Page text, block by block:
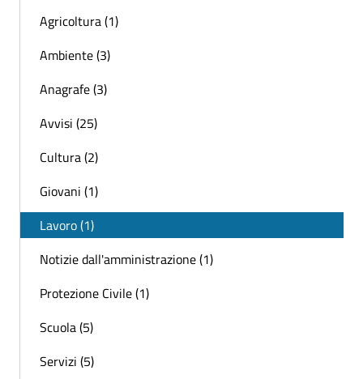
Agricoltura (1)
Ambiente (3)
Anagrafe (3)
Avvisi (25)
Cultura (2)
Giovani (1)
Lavoro (1)
Notizie dall'amministrazione (1)
Protezione Civile (1)
Scuola (5)
Servizi (5)